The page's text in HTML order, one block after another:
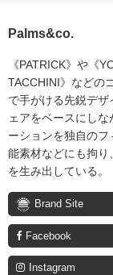
Palms&co.
《PATRICK》や《
TACCHINI》などの
で手がける先鋭デ
ェアをベースにし
ーションを独自の
能素材などにも拘
を生み出している。
Brand Site
Facebook
Instagram